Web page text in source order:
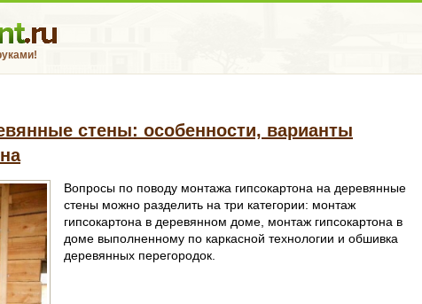
стены: особенности, варианты
Вопросы по поводу монтажа гипсокартона на деревянные
стены можно разделить на три категории: монтаж
гипсокартона в деревянном доме, монтаж гипсокартона в
доме выполненному по каркасной технологии и обшивка
деревянных перегородок.